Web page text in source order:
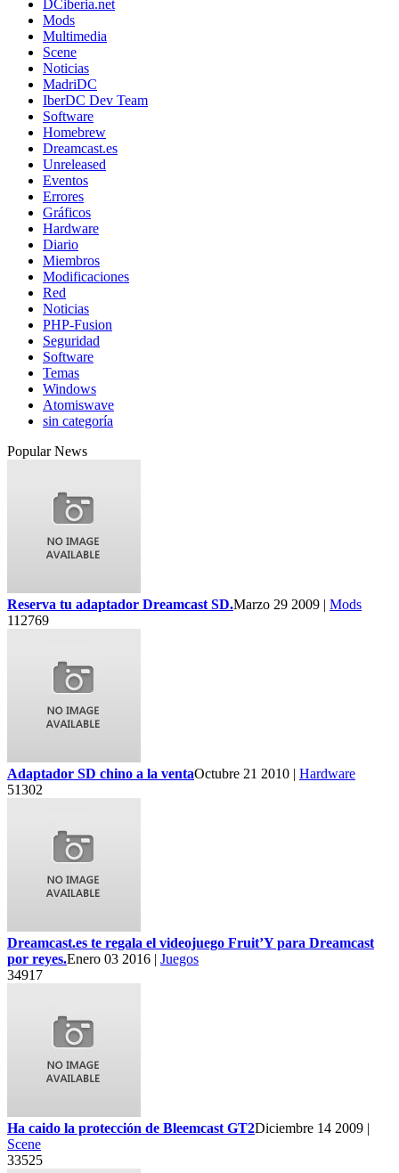
DCiberia.net
Mods
Multimedia
Scene
Noticias
MadriDC
IberDC Dev Team
Software
Homebrew
Dreamcast.es
Unreleased
Eventos
Errores
Gráficos
Hardware
Diario
Miembros
Modificaciones
Red
Noticias
PHP-Fusion
Seguridad
Software
Temas
Windows
Atomiswave
sin categoría
Popular News
Reserva tu adaptador Dreamcast SD.Marzo 29 2009 | Mods
112769
Adaptador SD chino a la ventaOctubre 21 2010 | Hardware
51302
Dreamcast.es te regala el videojuego Fruit’Y para Dreamcast
por reyes.Enero 03 2016 | Juegos
34917
Ha caido la protección de Bleemcast GT2Diciembre 14 2009 |
Scene
33525